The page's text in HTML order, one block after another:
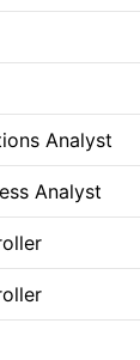
Analyst
Analyst